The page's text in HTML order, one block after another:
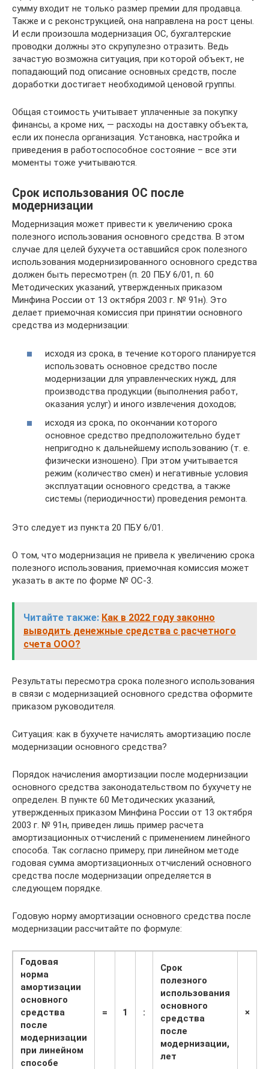
сумму входит не только размер премии для продавца.
Также и с реконструкцией, она направлена на рост цены.
И если произошла модернизация ОС, бухгалтерские
проводки должны это скрупулезно отразить. Ведь
зачастую возможна ситуация, при которой объект, не
попадающий под описание основных средств, после
доработки достигает необходимой ценовой группы.
Общая стоимость учитывает уплаченные за покупку
финансы, а кроме них, — расходы на доставку объекта,
если их понесла организация. Установка, настройка и
приведения в работоспособное состояние – все эти
моменты тоже учитываются.
Срок использования ОС после
модернизации
Модернизация может привести к увеличению срока
полезного использования основного средства. В этом
случае для целей бухучета оставшийся срок полезного
использования модернизированного основного средства
должен быть пересмотрен (п. 20 ПБУ 6/01, п. 60
Методических указаний, утвержденных приказом
Минфина России от 13 октября 2003 г. № 91н). Это
делает приемочная комиссия при принятии основного
средства из модернизации:
исходя из срока, в течение которого планируется
использовать основное средство после
модернизации для управленческих нужд, для
производства продукции (выполнения работ,
оказания услуг) и иного извлечения доходов;
исходя из срока, по окончании которого
основное средство предположительно будет
непригодно к дальнейшему использованию (т. е.
физически изношено). При этом учитывается
режим (количество смен) и негативные условия
эксплуатации основного средства, а также
системы (периодичности) проведения ремонта.
Это следует из пункта 20 ПБУ 6/01.
О том, что модернизация не привела к увеличению срока
полезного использования, приемочная комиссия может
указать в акте по форме № ОС-3.
Читайте также: Как в 2022 году законно
выводить денежные средства с расчетного
счета ООО?
Результаты пересмотра срока полезного использования
в связи с модернизацией основного средства оформите
приказом руководителя.
Ситуация: как в бухучете начислять амортизацию после
модернизации основного средства?
Порядок начисления амортизации после модернизации
основного средства законодательством по бухучету не
определен. В пункте 60 Методических указаний,
утвержденных приказом Минфина России от 13 октября
2003 г. № 91н, приведен лишь пример расчета
амортизационных отчислений с применением линейного
способа. Так согласно примеру, при линейном методе
годовая сумма амортизационных отчислений основного
средства после модернизации определяется в
следующем порядке.
Годовую норму амортизации основного средства после
модернизации рассчитайте по формуле:
Годовая
норма
амортизации
основного
средства
после
модернизации
при линейном
способе
= 1 :
Срок
полезного
использования
основного
средства
после
модернизации,
лет
×